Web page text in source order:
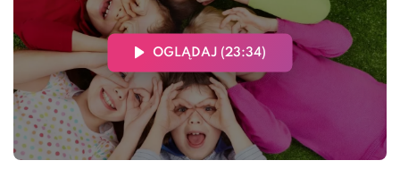
OGLĄDAJ (23:34)